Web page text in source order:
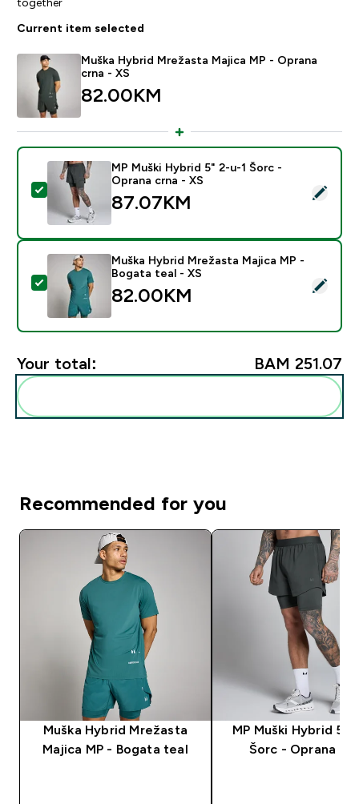
Current item selected
Muška Hybrid Mrežasta Majica MP - Oprana
crna - XS
82.00KM‎
Select this product - MP Muški Hybrid 5" 2-u-1 Šorc -
MP Muški Hybrid 5" 2-u-1 Šorc -
Oprana crna - XS
87.07KM‎
Select this product - Muška Hybrid Mrežasta Majica
Muška Hybrid Mrežasta Majica MP -
Bogata teal - XS
82.00KM‎
Your total: BAM 251.07‎
Recommended for you
Muška Hybrid Mrežasta
Majica MP - Bogata teal
MP Muški Hybrid 5"
Šorc - Oprana